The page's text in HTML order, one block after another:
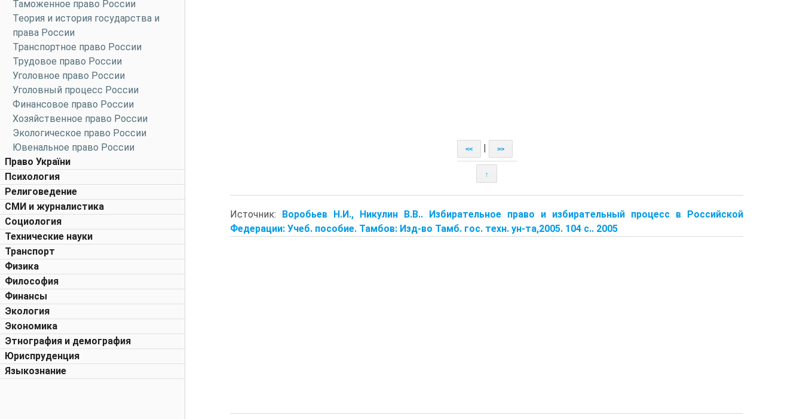
Таможенное право России
Теория и история государства и
права России
Транспортное право России
Трудовое право России
Уголовное право России
Уголовный процесс России
Финансовое право России
Хозяйственное право России
Экологическое право России
Ювенальное право России
Право України
Психология
Религоведение
СМИ и журналистика
Социология
Технические науки
Транспорт
Физика
Философия
Финансы
Экология
Экономика
Этнография и демография
Юриспруденция
Языкознание
<< >>
↑
Источник: Воробьев Н.И., Никулин В.В.. Избирательное право и избирательный процесс в Российской
Федерации: Учеб. пособие. Тамбов: Изд-во Тамб. гос. техн. ун-та,2005. 104 с.. 2005